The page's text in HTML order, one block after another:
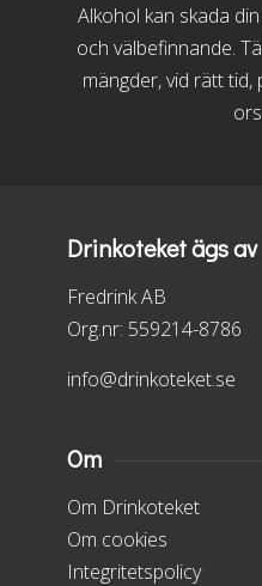
Alkohol kan skada
och välbefinnande.
mängder, vid rätt
Drinkoteket ägs av
Fredrink AB
Org.nr: 559214-8786
info@drinkoteket.se
Om
Om Drinkoteket
Om cookies
Integritetspolicy